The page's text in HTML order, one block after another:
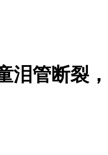
泪管断裂